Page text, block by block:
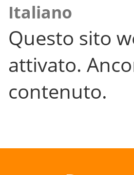
Italiano
Questo sito
attivato.
contenuto.